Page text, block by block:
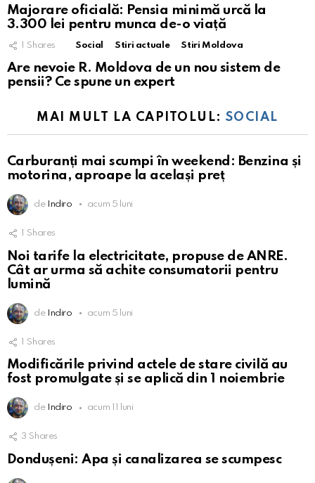
Majorare oficială: Pensia minimă urcă la
3.300 lei pentru munca de-o viață
1 Shares Social Stiri actuale Stiri Moldova
Are nevoie R. Moldova de un nou sistem de
pensii? Ce spune un expert
MAI MULT LA CAPITOLUL: SOCIAL
Carburanți mai scumpi în weekend: Benzina și
motorina, aproape la același preț
de Indiro acum 5 luni
1 Shares
Noi tarife la electricitate, propuse de ANRE.
Cât ar urma să achite consumatorii pentru
lumină
de Indiro acum 5 luni
1 Shares
Modificările privind actele de stare civilă au
fost promulgate și se aplică din 1 noiembrie
de Indiro acum 11 luni
3 Shares
Dondușeni: Apa și canalizarea se scumpesc